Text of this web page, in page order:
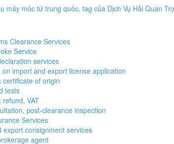
Clearance Services
Service
services
on import and export license application
certificate of origin
tests
refund, VAT
post-clearance inspection
Services
export consignment services
agent